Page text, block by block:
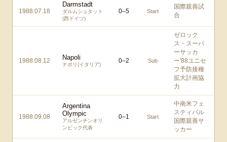
1988.07.18
Darmstadt
ダルムシュタット
(西ドイツ)
0–5 Start
国際親善試
合
1988.08.12 Napoli
ナポリ(イタリア)
0–2 Sub
ゼロック
ス・スーパ
ーサッカ
ー'88ユニセ
フ予防接種
拡大計画協
力
1988.09.08
Argentina
Olympic
アルゼンチンオリ
ンピック代表
0–1 Start
中南米フェ
スティバル
国際親善サ
ッカー